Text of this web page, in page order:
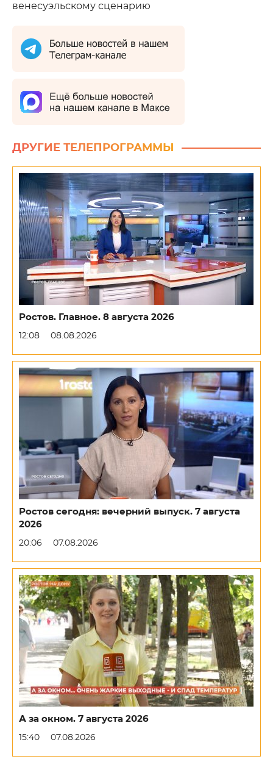
венесуэльскому сценарию
ДРУГИЕ ТЕЛЕПРОГРАММЫ
Ростов. Главное. 8 августа 2026
12:08 08.08.2026
Ростов сегодня: вечерний выпуск. 7 августа
2026
20:06 07.08.2026
А за окном. 7 августа 2026
15:40 07.08.2026